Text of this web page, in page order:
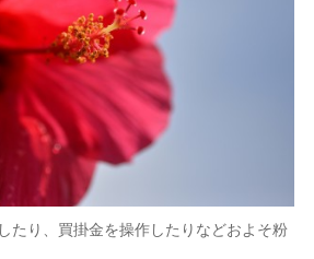
たり、買掛金を操作したりなどおよそ粉